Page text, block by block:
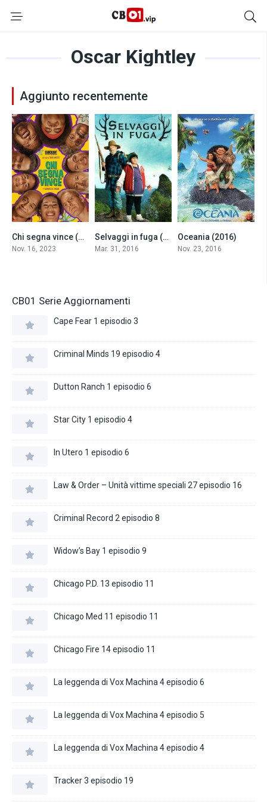
Oscar Kightley
Aggiunto recentemente
6.6
Chi segna vince (2023)
Nov. 16, 2023
7.9Selvaggi in fuga (2016)
Mar. 31, 2016
Oceania (2016)
Nov. 23, 2016
CB01 Serie Aggiornamenti
Cape Fear 1 episodio 3
Criminal Minds 19 episodio 4
Dutton Ranch 1 episodio 6
Star City 1 episodio 4
In Utero 1 episodio 6
Law & Order – Unità vittime speciali 27 episodio 16
Criminal Record 2 episodio 8
Widow’s Bay 1 episodio 9
Chicago P.D. 13 episodio 11
Chicago Med 11 episodio 11
Chicago Fire 14 episodio 11
La leggenda di Vox Machina 4 episodio 6
La leggenda di Vox Machina 4 episodio 5
La leggenda di Vox Machina 4 episodio 4
Tracker 3 episodio 19